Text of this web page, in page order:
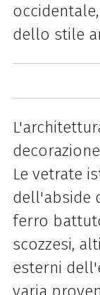
dello stile
Le vetrate
dell'abside
ferro
scozzesi,
esterni